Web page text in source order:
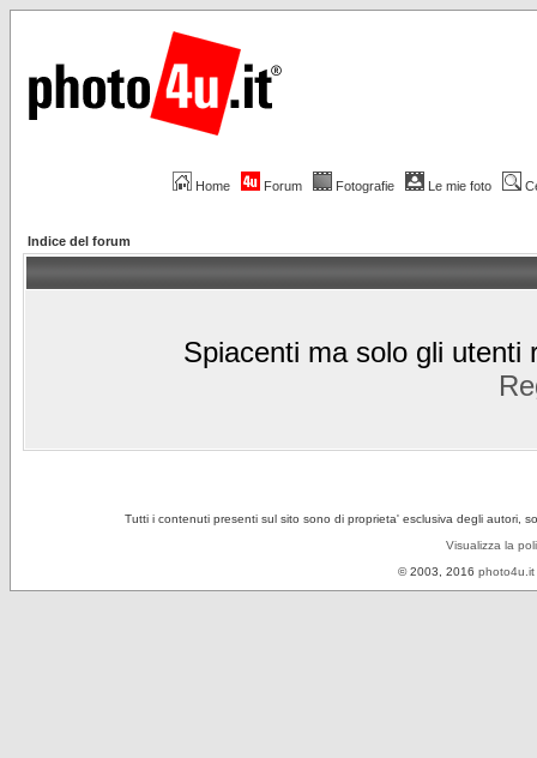
Home Forum Fotografie Le mie foto
Indice del forum
Spiacenti ma solo gli utenti
Tutti i contenuti presenti sul sito sono di proprieta' esclusiva degli autori,
Visualizza la
© 2003, 2016 photo4u.it